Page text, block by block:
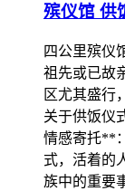
殡仪馆 供
四公里殡仪
祖先或已故
区尤其盛行
关于供饭仪
情感寄托**
式，活着的
族中的重要